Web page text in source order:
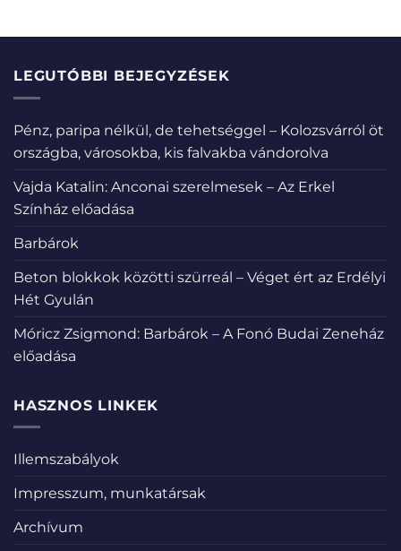
LEGUTÓBBI BEJEGYZÉSEK
Pénz, paripa nélkül, de tehetséggel – Kolozsvárról öt
országba, városokba, kis falvakba vándorolva
Vajda Katalin: Anconai szerelmesek – Az Erkel
Színház előadása
Barbárok
Beton blokkok közötti szürreál – Véget ért az Erdélyi
Hét Gyulán
Móricz Zsigmond: Barbárok – A Fonó Budai Zeneház
előadása
HASZNOS LINKEK
Illemszabályok
Impresszum, munkatársak
Archívum